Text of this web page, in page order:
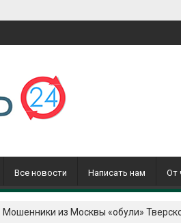
Все новости Написать нам От
Мошенники из Москвы «обули»